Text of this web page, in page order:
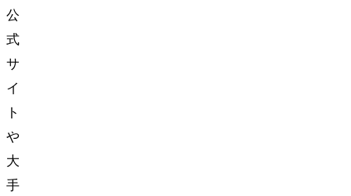
公
式
サ
イ
ト
や
大
手